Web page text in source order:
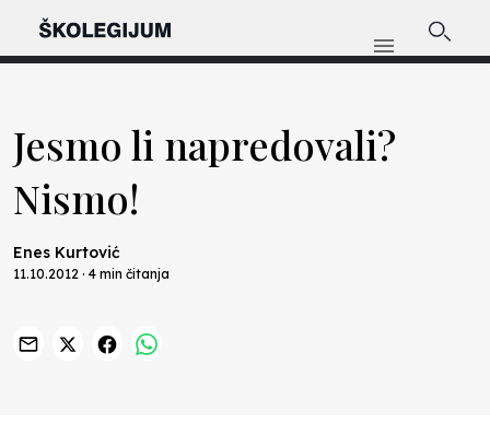
Jesmo li napredovali?
Nismo!
Enes Kurtović
11.10.2012 · 4 min čitanja